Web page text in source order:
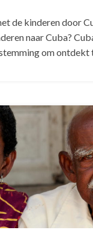
de kinderen door
naar Cuba?
om ontdekt